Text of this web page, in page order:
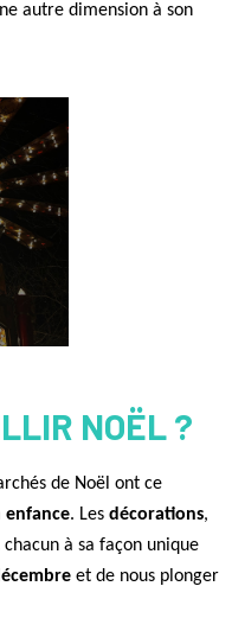
autre dimension à son
NOËL ?
de Noël ont ce
enfance. Les décorations,
à sa façon unique
et de nous plonger